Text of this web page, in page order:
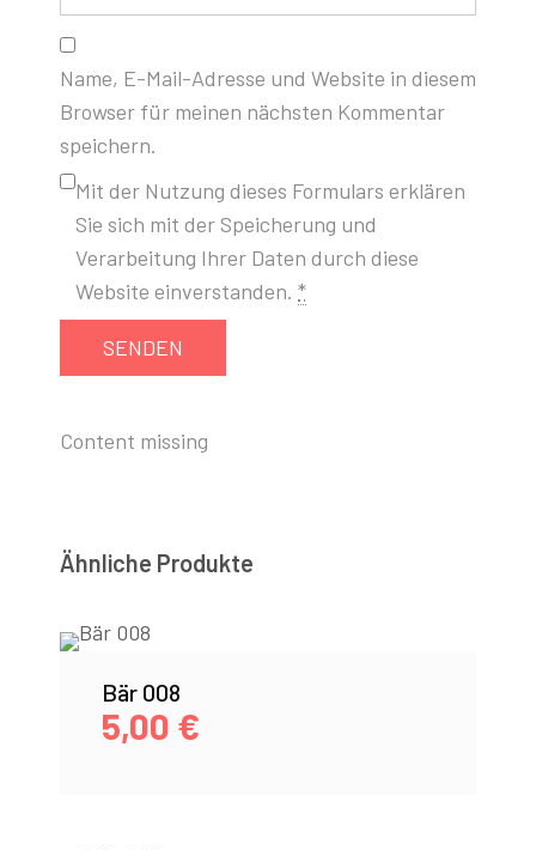
Name, E-Mail-Adresse und Website in diesem
Browser für meinen nächsten Kommentar
speichern.
Mit der Nutzung dieses Formulars erklären
Sie sich mit der Speicherung und
Verarbeitung Ihrer Daten durch diese
Website einverstanden. *
Content missing
Ähnliche Produkte
Bär 008
5,00 €